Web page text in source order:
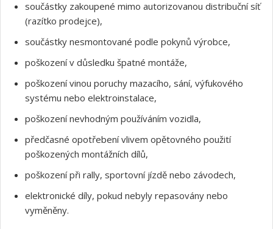
součástky zakoupené mimo autorizovanou distribuční síť
(razítko prodejce),
součástky nesmontované podle pokynů výrobce,
poškození v důsledku špatné montáže,
poškození vinou poruchy mazacího, sání, výfukového
systému nebo elektroinstalace,
poškození nevhodným používáním vozidla,
předčasné opotřebení vlivem opětovného použití
poškozených montážních dílů,
poškození při rally, sportovní jízdě nebo závodech,
elektronické díly, pokud nebyly repasovány nebo
vyměněny.